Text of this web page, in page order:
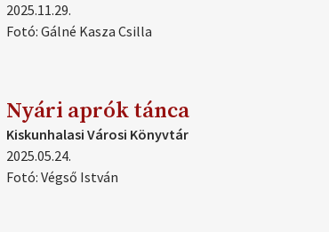
2025.11.29.
Fotó: Gálné Kasza Csilla
Nyári aprók tánca
Kiskunhalasi Városi Könyvtár
2025.05.24.
Fotó: Végső István